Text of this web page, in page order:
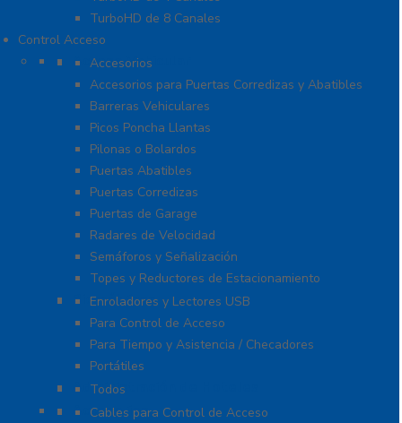
TurboHD de 8 Canales
Control Acceso
Acceso Vehicular
Accesorios
Accesorios para Puertas Corredizas y Abatibles
Barreras Vehiculares
Picos Poncha Llantas
Pilonas o Bolardos
Puertas Abatibles
Puertas Corredizas
Puertas de Garage
Radares de Velocidad
Semáforos y Señalización
Topes y Reductores de Estacionamiento
Biométricos
Enroladores y Lectores USB
Para Control de Acceso
Para Tiempo y Asistencia / Checadores
Portátiles
Administración de Hoteles
Todos
Accesorios
Cables para Control de Acceso